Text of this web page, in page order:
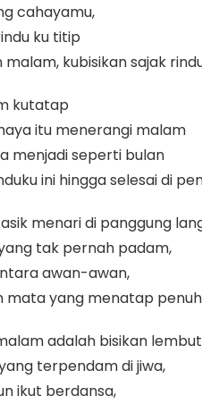
cahayamu,
ku titip
malam, kubisikan sajak
kutatap
itu menerangi malam
menjadi seperti bulan
ini hingga selesai di
menari di panggung
tak pernah padam,
awan-awan,
mata yang menatap penuh
adalah bisikan
terpendam di jiwa,
ikut berdansa,